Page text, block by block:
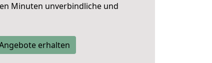
Minuten unverbindliche und
erhalten